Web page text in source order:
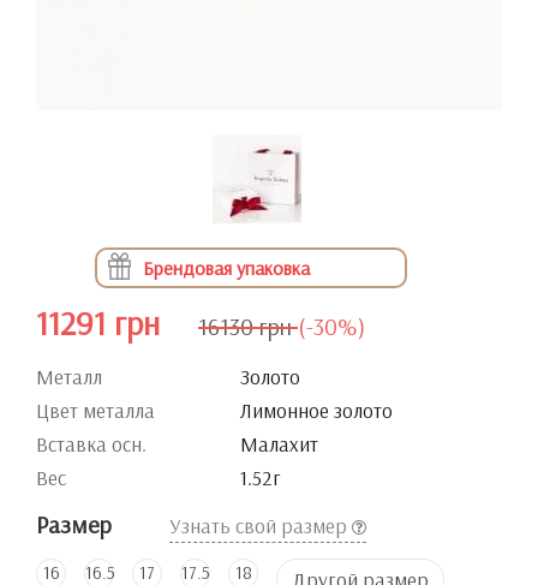
Брендовая упаковка
11291 грн 16130 грн (-30%)
Металл
Золото
Цвет металла
Лимонное золото
Вставка осн.
Малахит
Вес
1.52г
Размер Узнать свой размер
16 16.5 17 17.5 18 Другой размер